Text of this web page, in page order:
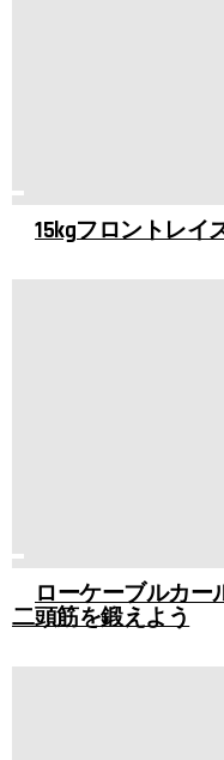
15kgフロントレイ
ローケーブルカー
二頭筋を鍛えよう